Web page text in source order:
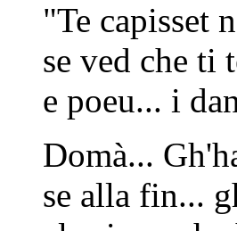
"Te capisset
se ved che ti
e poeu... i
Domà...
se alla fin...